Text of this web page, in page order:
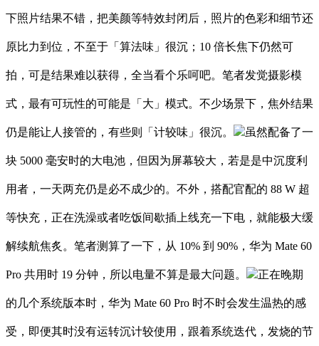
下照片结果不错，把美颜等特效封闭后，照片的色彩和细节还
原比力到位，不至于「算法味」很沉；10 倍长焦下仍然可
拍，可是结果难以获得，全当看个乐呵吧。笔者发觉摄影模
式，最有可玩性的可能是「大」模式。不少场景下，焦外结果
仍是能让人接管的，有些则「计较味」很沉。 虽然配备了一
块 5000 毫安时的大电池，但因为屏幕较大，若是是中沉度利
用者，一天两充仍是必不成少的。不外，搭配官配的 88 W 超
等快充，正在洗澡或者吃饭间歇插上线充一下电，就能极大缓
解续航焦炙。笔者测算了一下，从 10% 到 90%，华为 Mate 60
Pro 共用时 19 分钟，所以电量不算是最大问题。 正在晚期
的几个系统版本时，华为 Mate 60 Pro 时不时会发生温热的感
受，即便其时没有运转沉计较使用，跟着系统迭代，发烧的节